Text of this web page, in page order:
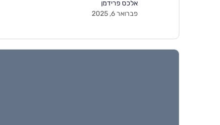
אלכס פרידמן
פברואר 6, 2025